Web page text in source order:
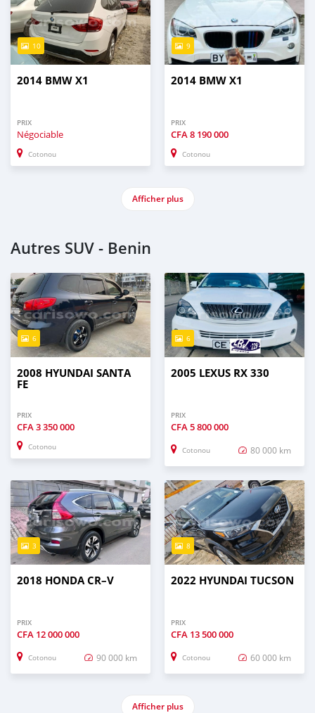
10
2014 BMW X1
PRIX
Négociable
Cotonou
9
2014 BMW X1
PRIX
CFA8 190 000
Cotonou
Afficher plus
Autres SUV - Benin
6
2008 HYUNDAI SANTA
FE
PRIX
CFA3 350 000
Cotonou
6
2005 LEXUS RX 330
PRIX
CFA5 800 000
Cotonou 80 000 km
3
2018 HONDA CR–V
PRIX
CFA 12 000 000
Cotonou 90 000 km
8
2022 HYUNDAI TUCSON
PRIX
CFA 13 500 000
Cotonou 60 000 km
Afficher plus